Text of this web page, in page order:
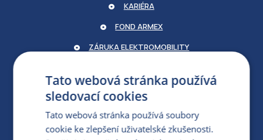
KARIÉRA
FOND ARMEX
ZÁRUKA ELEKTROMOBILITY
PRO MÉDIA
MÁM DOTAZ KE STÁVAJÍCÍ SMLOUVĚ
Tato webová stránka používá
sledovací cookies
Tato webová stránka používá soubory
cookie ke zlepšení uživatelské zkušenosti.